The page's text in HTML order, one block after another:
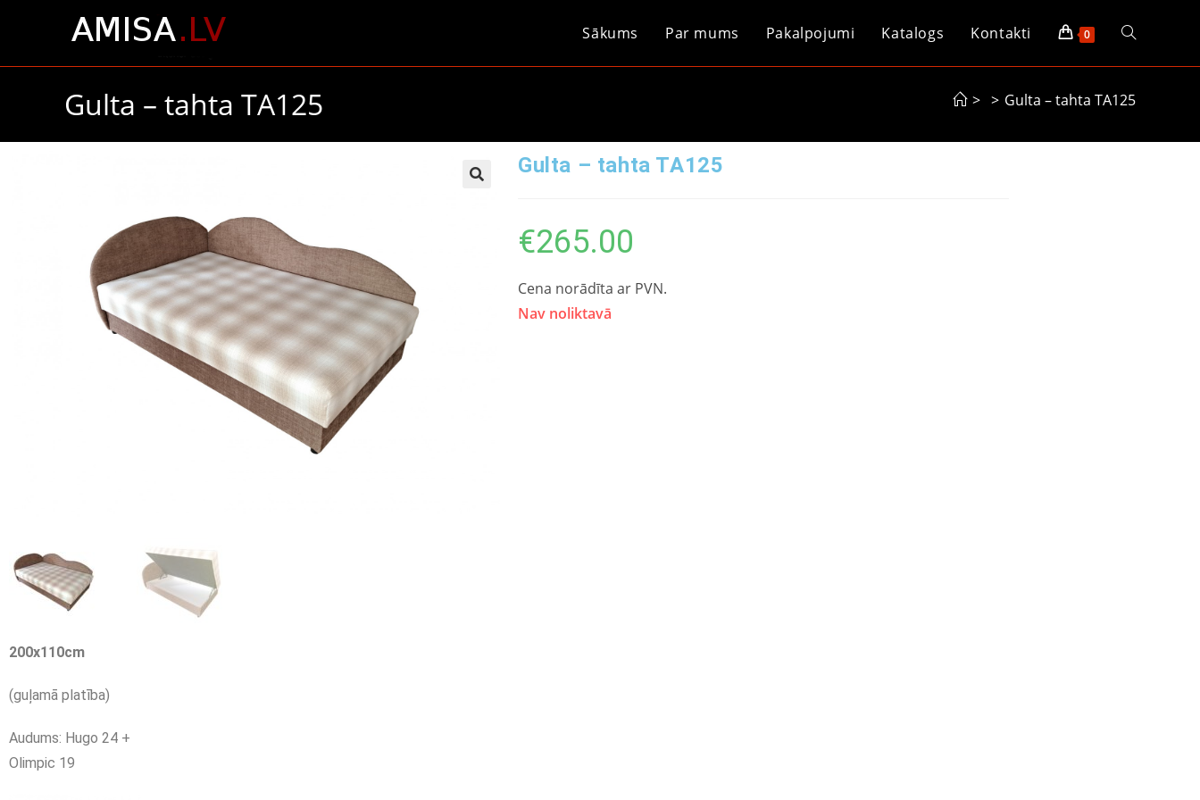
Sākums Par mums Pakalpojumi Katalogs Kontakti 0
Gulta – tahta TA125 > > Gulta – tahta TA125
200x110cm
(guļamā platība)
Audums: Hugo 24 +
Olimpic 19
Gulta – tahta TA125
€265.00
Cena norādīta ar PVN.
Nav noliktavā